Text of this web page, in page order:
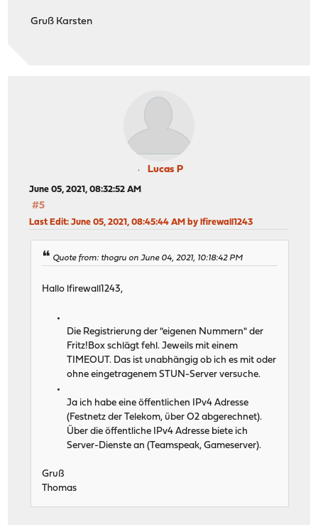
Gruß Karsten
Lucas P
June 05, 2021, 08:32:52 AM
#5
Last Edit: June 05, 2021, 08:45:44 AM by lfirewall1243
Quote from: thogru on June 04, 2021, 10:18:42 PM
Hallo lfirewall1243,
Die Registrierung der "eigenen Nummern" der
Fritz!Box schlägt fehl. Jeweils mit einem
TIMEOUT. Das ist unabhängig ob ich es mit oder
ohne eingetragenem STUN-Server versuche.
Ja ich habe eine öffentlichen IPv4 Adresse
(Festnetz der Telekom, über O2 abgerechnet).
Über die öffentliche IPv4 Adresse biete ich
Server-Dienste an (Teamspeak, Gameserver).
Gruß
Thomas